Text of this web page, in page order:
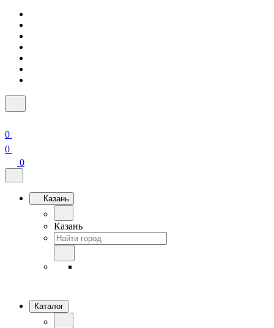
0
0
0
Казань
Казань
Каталог